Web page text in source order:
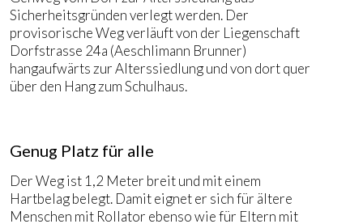
Sicherheitsgründen verlegt werden. Der
provisorische Weg verläuft von der Liegenschaft
Dorfstrasse 24a (Aeschlimann Brunner)
hangaufwärts zur Alterssiedlung und von dort quer
über den Hang zum Schulhaus.
Genug Platz für alle
Der Weg ist 1,2 Meter breit und mit einem
Hartbelag belegt. Damit eignet er sich für ältere
Menschen mit Rollator ebenso wie für Eltern mit